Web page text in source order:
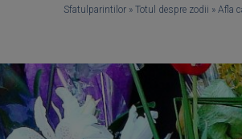
Sfatulparintilor» Totul despre zodii » Afla